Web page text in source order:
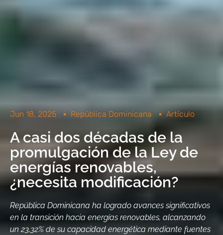
Jun 18, 2025 República Dominicana Artículo
A casi dos décadas de la
promulgación de la Ley de
energías renovables,
¿necesita modificación?
República Dominicana ha logrado avances significativos
en la transición hacia energías renovables, alcanzando
un 23,32% de su capacidad energética mediante fuentes